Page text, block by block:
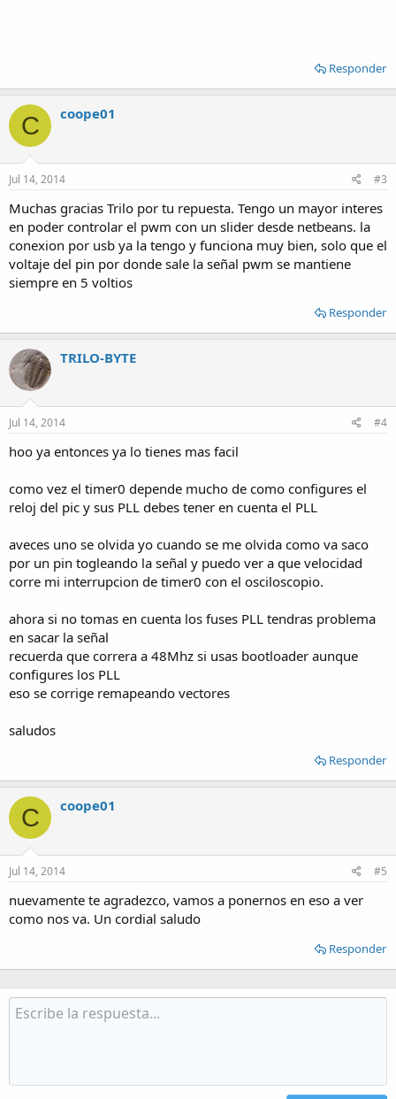
Responder
C coope01
Jul 14, 2014 #3
Muchas gracias Trilo por tu repuesta. Tengo un mayor interes
en poder controlar el pwm con un slider desde netbeans. la
conexion por usb ya la tengo y funciona muy bien, solo que el
voltaje del pin por donde sale la señal pwm se mantiene
siempre en 5 voltios
Responder
TRILO-BYTE
Jul 14, 2014 #4
hoo ya entonces ya lo tienes mas facil
como vez el timer0 depende mucho de como configures el
reloj del pic y sus PLL debes tener en cuenta el PLL
aveces uno se olvida yo cuando se me olvida como va saco
por un pin togleando la señal y puedo ver a que velocidad
corre mi interrupcion de timer0 con el osciloscopio.
ahora si no tomas en cuenta los fuses PLL tendras problema
en sacar la señal
recuerda que correra a 48Mhz si usas bootloader aunque
configures los PLL
eso se corrige remapeando vectores
saludos
Responder
C coope01
Jul 14, 2014 #5
nuevamente te agradezco, vamos a ponernos en eso a ver
como nos va. Un cordial saludo
Responder